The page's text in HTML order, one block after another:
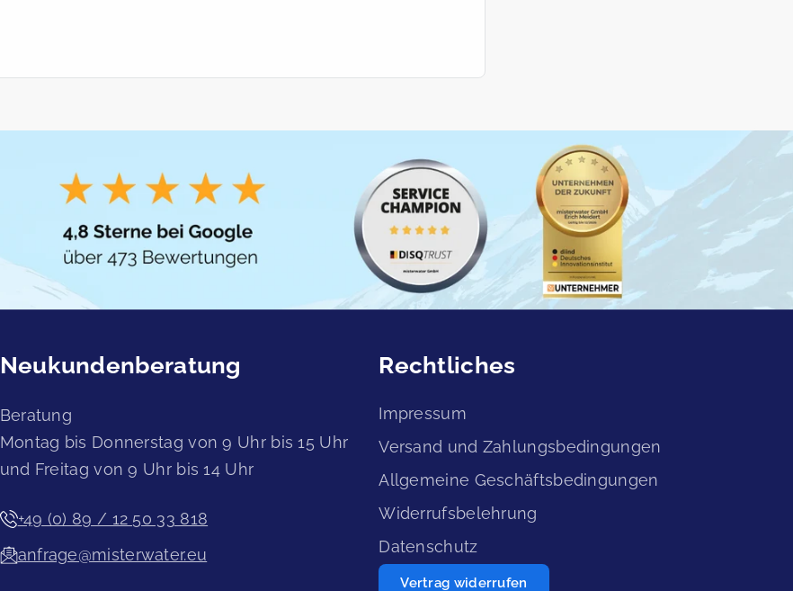
Neukundenberatung
Beratung
Montag bis Donnerstag von 9 Uhr bis 15 Uhr
und Freitag von 9 Uhr bis 14 Uhr
+49 (0) 89 / 12 50 33 818
anfrage@misterwater.eu
Rechtliches
Impressum
Versand und Zahlungsbedingungen
Allgemeine Geschäftsbedingungen
Widerrufsbelehrung
Datenschutz
Vertrag widerrufen